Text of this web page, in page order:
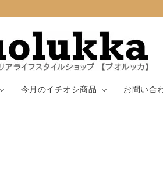
今月のイチオシ商品 お問い合